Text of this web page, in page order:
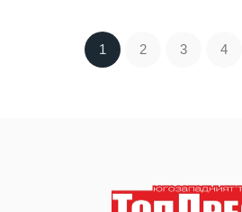
1 2 3 4